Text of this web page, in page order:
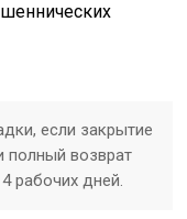
если закрытие
полный возврат
рабочих дней.